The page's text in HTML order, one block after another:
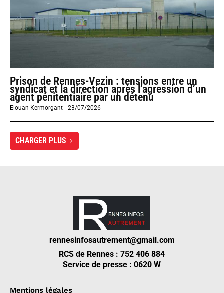
Prison de Rennes-Vezin : tensions entre un
syndicat et la direction après l’agression d’un
agent pénitentiaire par un détenu
Elouan Kermorgant -23/07/2026
CHARGER PLUS
rennesinfosautrement@gmail.com
RCS de Rennes : 752 406 884
Service de presse : 0620 W
Mentions légales